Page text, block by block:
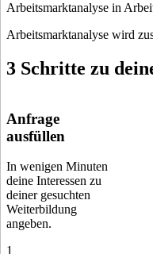
Arbeitsmarktanalyse in
Arbeitsmarktanalyse wird
3 Schritte zu
Anfrage
ausfüllen
In wenigen Minuten
deine Interessen zu
deiner gesuchten
Weiterbildung
angeben.
1